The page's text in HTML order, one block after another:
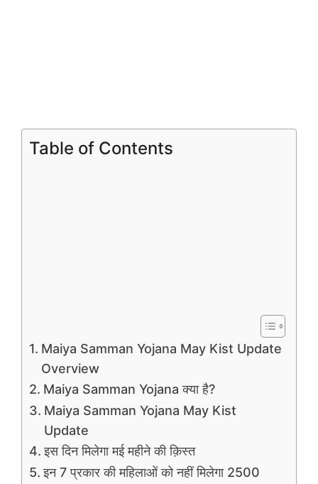
Table of Contents
Maiya Samman Yojana May Kist Update
Overview
Maiya Samman Yojana क्या है?
Maiya Samman Yojana May Kist
Update
इस दिन मिलेगा मई महीने की क़िस्त
इन 7 प्रकार की महिलाओं को नहीं मिलेगा 2500